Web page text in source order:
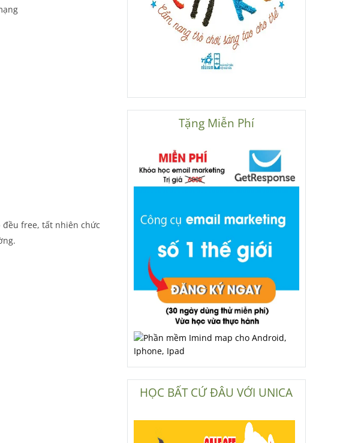
free, tất nhiên chức
Tặng Miễn Phí
HỌC BẤT CỨ ĐÂU VỚI UNICA